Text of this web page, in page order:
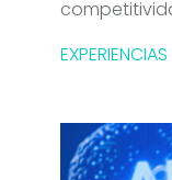
EXPERIENCIAS